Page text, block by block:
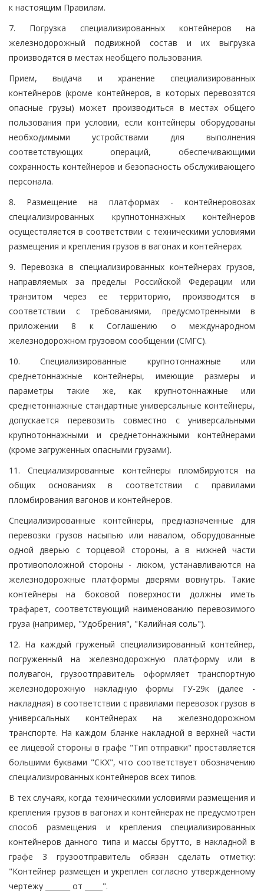
к настоящим Правилам.
7. Погрузка специализированных контейнеров на
железнодорожный подвижной состав и их выгрузка
производятся в местах необщего пользования.
Прием, выдача и хранение специализированных
контейнеров (кроме контейнеров, в которых перевозятся
опасные грузы) может производиться в местах общего
пользования при условии, если контейнеры оборудованы
необходимыми устройствами для выполнения
соответствующих операций, обеспечивающими
сохранность контейнеров и безопасность обслуживающего
персонала.
8. Размещение на платформах - контейнеровозах
специализированных крупнотоннажных контейнеров
осуществляется в соответствии с техническими условиями
размещения и крепления грузов в вагонах и контейнерах.
9. Перевозка в специализированных контейнерах грузов,
направляемых за пределы Российской Федерации или
транзитом через ее территорию, производится в
соответствии с требованиями, предусмотренными в
приложении 8 к Соглашению о международном
железнодорожном грузовом сообщении (СМГС).
10. Специализированные крупнотоннажные или
среднетоннажные контейнеры, имеющие размеры и
параметры такие же, как крупнотоннажные или
среднетоннажные стандартные универсальные контейнеры,
допускается перевозить совместно с универсальными
крупнотоннажными и среднетоннажными контейнерами
(кроме загруженных опасными грузами).
11. Специализированные контейнеры пломбируются на
общих основаниях в соответствии с правилами
пломбирования вагонов и контейнеров.
Специализированные контейнеры, предназначенные для
перевозки грузов насыпью или навалом, оборудованные
одной дверью с торцевой стороны, а в нижней части
противоположной стороны - люком, устанавливаются на
железнодорожные платформы дверями вовнутрь. Такие
контейнеры на боковой поверхности должны иметь
трафарет, соответствующий наименованию перевозимого
груза (например, "Удобрения", "Калийная соль").
12. На каждый груженый специализированный контейнер,
погруженный на железнодорожную платформу или в
полувагон, грузоотправитель оформляет транспортную
железнодорожную накладную формы ГУ-29к (далее -
накладная) в соответствии с правилами перевозок грузов в
универсальных контейнерах на железнодорожном
транспорте. На каждом бланке накладной в верхней части
ее лицевой стороны в графе "Тип отправки" проставляется
большими буквами "СКХ", что соответствует обозначению
специализированных контейнеров всех типов.
В тех случаях, когда техническими условиями размещения и
крепления грузов в вагонах и контейнерах не предусмотрен
способ размещения и крепления специализированных
контейнеров данного типа и массы брутто, в накладной в
графе 3 грузоотправитель обязан сделать отметку:
"Контейнер размещен и укреплен согласно утвержденному
чертежу _______ от _____".